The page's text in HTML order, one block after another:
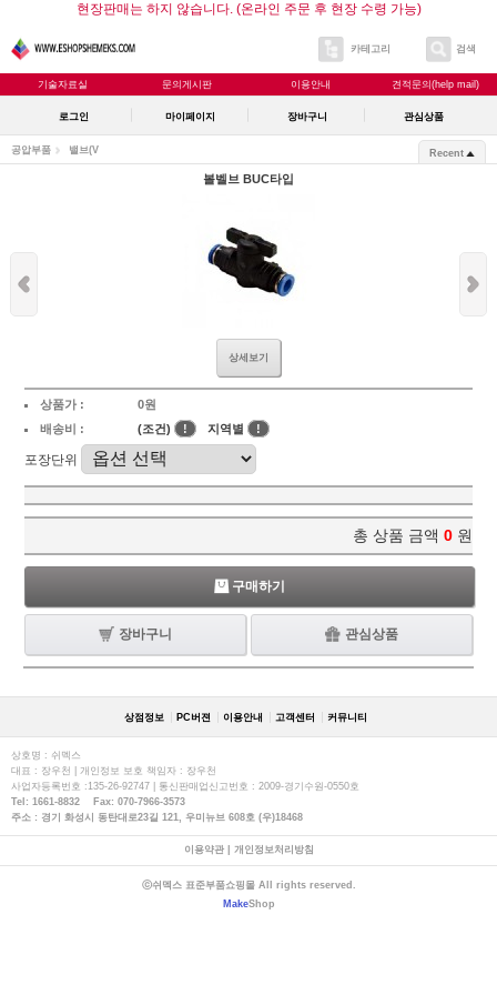
현장판매는 하지 않습니다. (온라인 주문 후 현장 수령 가능)
카테고리 검색
기술자료실 문의게시판 이용안내 견적문의(help mail)
로그인 마이페이지 장바구니 관심상품
공압부품 밸브(V Recent
볼벨브 BUC타입
상세보기
상품가 :
0원
배송비 :
(조건) ! 지역별 !
포장단위
총 상품 금액 0 원
구매하기
장바구니 관심상품
상점정보 PC버젼 이용안내 고객센터 커뮤니티
상호명 : 쉬멕스
대표 : 장우천 | 개인정보 보호 책임자 : 장우천
사업자등록번호 :135-26-92747 | 통신판매업신고번호 : 2009-경기수원-0550호
Tel: 1661-8832 Fax: 070-7966-3573
주소 : 경기 화성시 동탄대로23길 121, 우미뉴브 608호 (우)18468
이용약관| 개인정보처리방침
ⓒ쉬멕스 표준부품쇼핑몰 All rights reserved.
MakeShop